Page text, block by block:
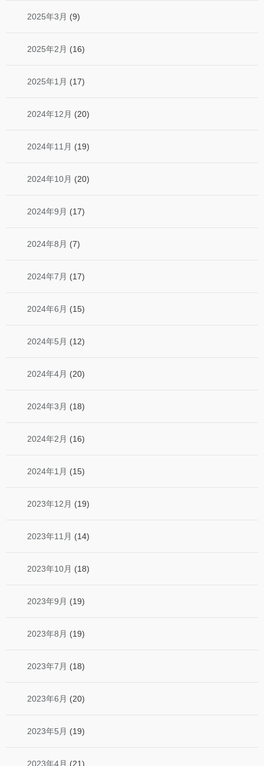
2025年3月 (9)
2025年2月 (16)
2025年1月 (17)
2024年12月 (20)
2024年11月 (19)
2024年10月 (20)
2024年9月 (17)
2024年8月 (7)
2024年7月 (17)
2024年6月 (15)
2024年5月 (12)
2024年4月 (20)
2024年3月 (18)
2024年2月 (16)
2024年1月 (15)
2023年12月 (19)
2023年11月 (14)
2023年10月 (18)
2023年9月 (19)
2023年8月 (19)
2023年7月 (18)
2023年6月 (20)
2023年5月 (19)
2023年4月 (21)